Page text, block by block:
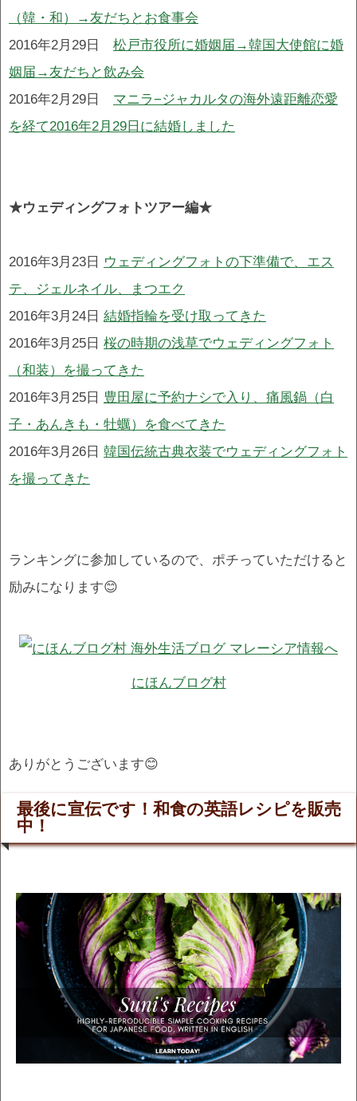
（韓・和）→友だちとお食事会
2016年2月29日 松戸市役所に婚姻届→韓国大使館に婚
姻届→友だちと飲み会
2016年2月29日 マニラ−ジャカルタの海外遠距離恋愛
を経て2016年2月29日に結婚しました
★ウェディングフォトツアー編★
2016年3月23日 ウェディングフォトの下準備で、エス
テ、ジェルネイル、まつエク
2016年3月24日 結婚指輪を受け取ってきた
2016年3月25日 桜の時期の浅草でウェディングフォト
（和装）を撮ってきた
2016年3月25日 豊田屋に予約ナシで入り、痛風鍋（白
子・あんきも・牡蠣）を食べてきた
2016年3月26日 韓国伝統古典衣装でウェディングフォト
を撮ってきた
ランキングに参加しているので、ポチっていただけると
励みになります😊
にほんブログ村
ありがとうございます😊
最後に宣伝です！和食の英語レシピを販売
中！